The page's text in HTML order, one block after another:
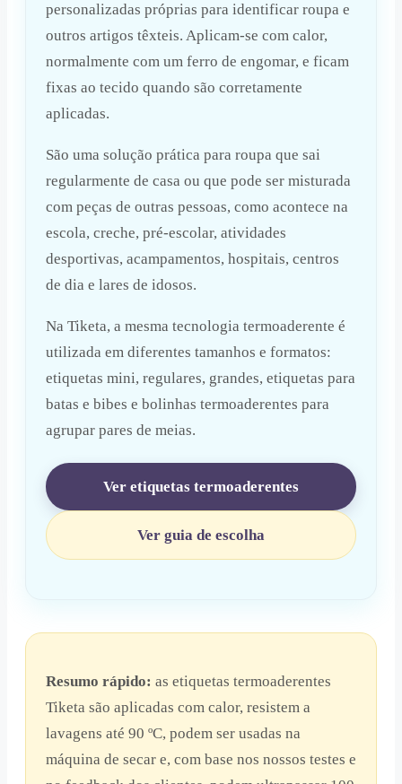
personalizadas próprias para identificar roupa e
outros artigos têxteis. Aplicam-se com calor,
normalmente com um ferro de engomar, e ficam
fixas ao tecido quando são corretamente
aplicadas.
São uma solução prática para roupa que sai
regularmente de casa ou que pode ser misturada
com peças de outras pessoas, como acontece na
escola, creche, pré-escolar, atividades
desportivas, acampamentos, hospitais, centros
de dia e lares de idosos.
Na Tiketa, a mesma tecnologia termoaderente é
utilizada em diferentes tamanhos e formatos:
etiquetas mini, regulares, grandes, etiquetas para
batas e bibes e bolinhas termoaderentes para
agrupar pares de meias.
Ver etiquetas termoaderentes
Ver guia de escolha
Resumo rápido: as etiquetas termoaderentes
Tiketa são aplicadas com calor, resistem a
lavagens até 90 ºC, podem ser usadas na
máquina de secar e, com base nos nossos testes e